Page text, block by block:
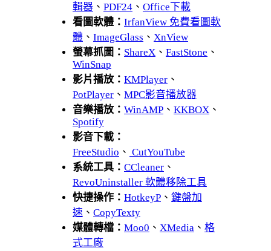
輯器 、 PDF24 、 Office下載
看圖軟體： IrfanView 免費看圖軟
體 、 ImageGlass 、 XnView
螢幕抓圖： ShareX 、 FastStone 、
WinSnap
影片播放： KMPlayer 、
PotPlayer 、 MPC影音播放器
音樂播放： WinAMP 、 KKBOX 、
Spotify
影音下載：
FreeStudio 、 CutYouTube
系統工具： CCleaner 、
RevoUninstaller 軟體移除工具
快捷操作： HotkeyP 、 鍵盤加
速 、 CopyTexty
媒體轉檔： Moo0 、 XMedia 、 格
式工廠